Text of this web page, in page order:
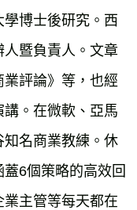
博士後研究。西
暨負責人。文章
評論》等，也經
。在微軟、亞馬
名商業教練。休
6個策略的高效回
主管等每天都在